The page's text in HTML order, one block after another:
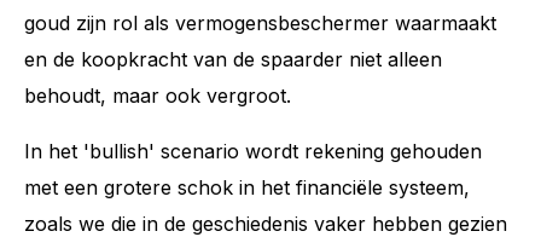
goud zijn rol als vermogensbeschermer waarmaakt
en de koopkracht van de spaarder niet alleen
behoudt, maar ook vergroot.
In het 'bullish' scenario wordt rekening gehouden
met een grotere schok in het financiële systeem,
zoals we die in de geschiedenis vaker hebben gezien